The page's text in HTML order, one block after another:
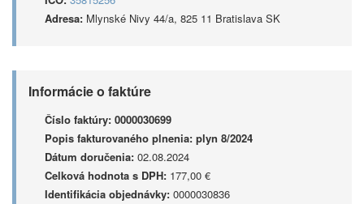
Adresa: Mlynské Nivy 44/a, 825 11 Bratislava SK
Informácie o faktúre
Číslo faktúry: 0000030699
Popis fakturovaného plnenia: plyn 8/2024
Dátum doručenia: 02.08.2024
Celková hodnota s DPH: 177,00 €
Identifikácia objednávky: 0000030836